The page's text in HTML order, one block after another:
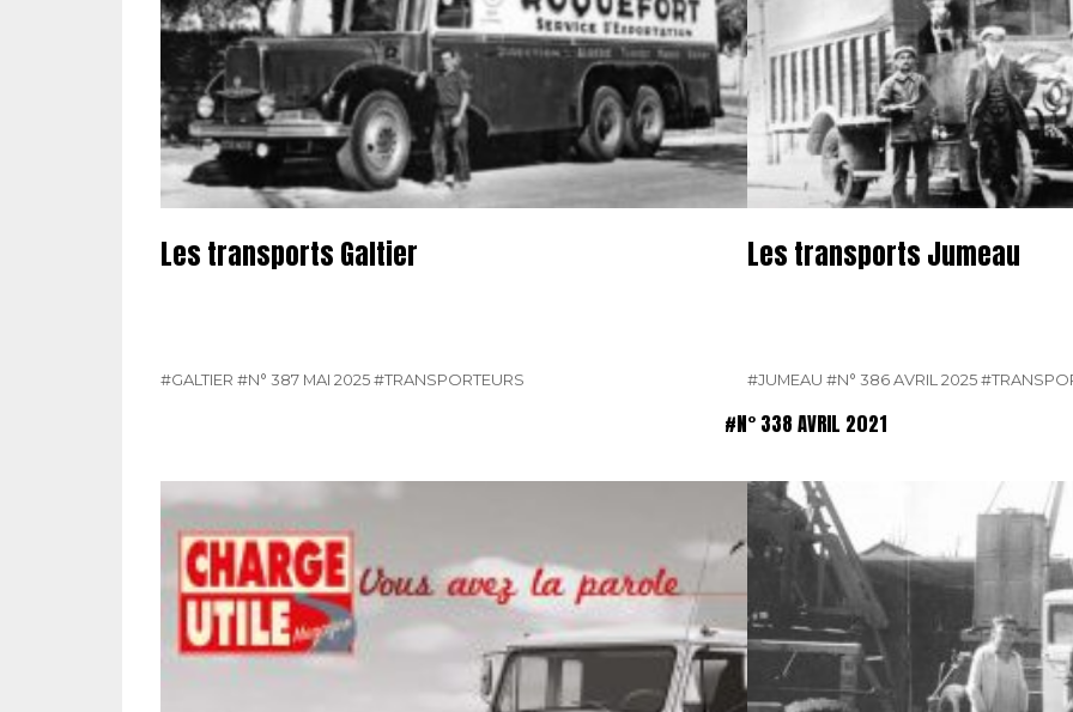
Les transports Galtier
#GALTIER #N° 387 MAI 2025#TRANSPORTEURS
Les transports Jumeau
#JUMEAU #N° 386 AVRIL 2025
#N° 338 AVRIL 2021